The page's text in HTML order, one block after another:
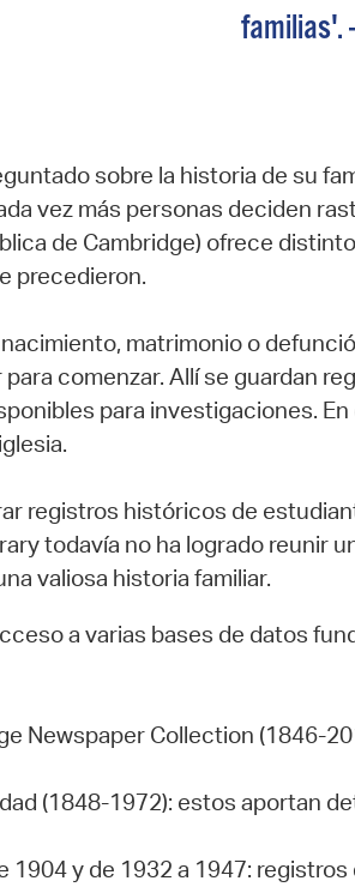
familias'.
sobre la historia de su
vez más personas deciden
de Cambridge) ofrece
precedieron.
matrimonio o
comenzar. Allí se guardan
para investigaciones.
registros históricos de
todavía no ha logrado reunir
valiosa historia familiar.
a varias bases de datos
Newspaper Collection (1846-
(1848-1972): estos aportan
1904 y de 1932 a 1947: